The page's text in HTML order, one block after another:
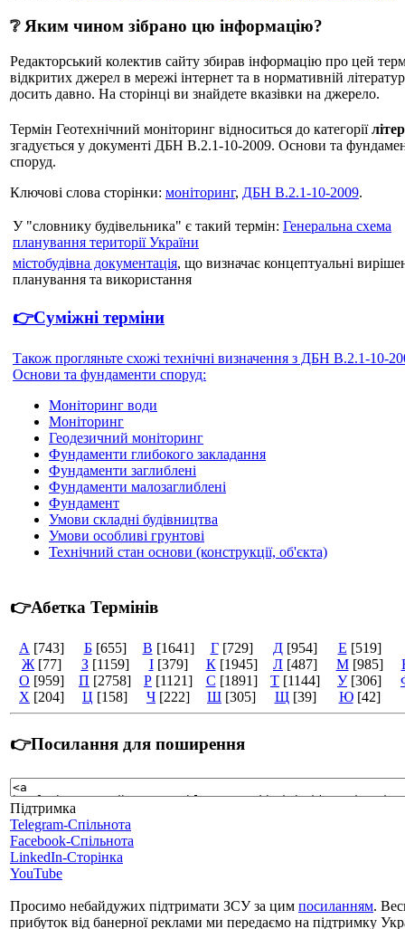
❔ Яким чином зібрано цю інформацію?
Редакторський колектив сайту збирав інформацію про цей
відкритих джерел в мережі інтернет та в нормативній
досить давно. На сторінці ви знайдете вказівки на джерело.
Термін Геотехнічний моніторинг відноситься до категорії
згадується у документі ДБН В.2.1-10-2009. Основи та
споруд.
Ключові слова сторінки: моніторинг, ДБН В.2.1-10-2009.
У "словнику будівельника" є такий термін: Генеральна схема
планування території України
містобудівна документація, що визначає концептуальні
планування та використання
👉Суміжні терміни
Також прогляньте схожі технічні визначення з ДБН В.2.1-10-
Основи та фундаменти споруд:
Моніторинг води
Моніторинг
Геодезичний моніторинг
Фундаменти глибокого закладання
Фундаменти заглиблені
Фундаменти малозаглиблені
Фундамент
Умови складні будівництва
Умови особливі грунтові
Технічний стан основи (конструкції, об'єкта)
👉Абетка Термінів
А [743] Б [655] В [1641] Г [729] Д [954] Е [519]
Ж [77] З [1159] І [379] К [1945] Л [487] М [985]
О [959] П [2758] Р [1121] С [1891] Т [1144] У [306]
Х [204] Ц [158] Ч [222] Ш [305] Щ [39] Ю [42]
👉Посилання для поширення
Підтримка
Telegram-Спільнота
Facebook-Спільнота
LinkedIn-Сторінка
YouTube
Просимо небайдужих підтримати ЗСУ за цим посиланням.
прибуток від банерної реклами ми передаємо на підтримку